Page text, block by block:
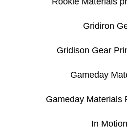
Gridiron
Gridison Gear
Gameday
Gameday Materials
In Motion